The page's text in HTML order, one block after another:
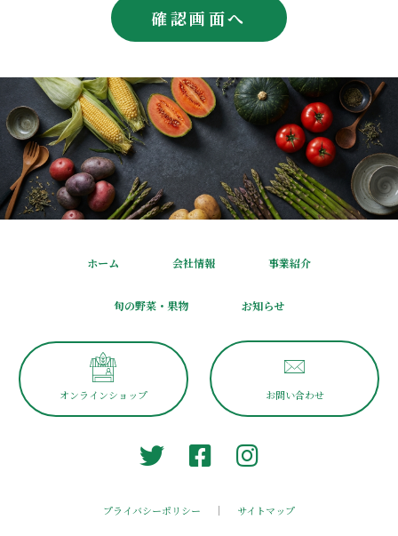
ホーム 会社情報 事業紹介
旬の野菜・果物 お知らせ
オンラインショップ お問い合わせ
プライバシーポリシー サイトマップ